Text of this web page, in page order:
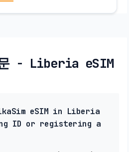
- Liberia eSIM
eSIM in Liberia
ID or registering a